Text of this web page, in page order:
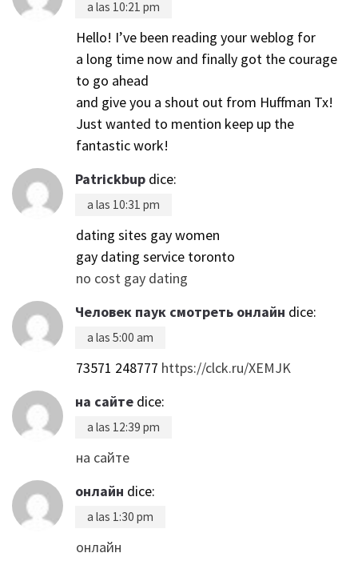
a las 10:21 pm
Hello! I’ve been reading your weblog for
a long time now and finally got the courage
to go ahead
and give you a shout out from Huffman Tx!
Just wanted to mention keep up the
fantastic work!
Patrickbup dice:
a las 10:31 pm
dating sites gay women
gay dating service toronto
no cost gay dating
Человек паук смотреть онлайн dice:
a las 5:00 am
73571 248777 https://clck.ru/XEMJK
на сайте dice:
a las 12:39 pm
на сайте
онлайн dice:
a las 1:30 pm
онлайн